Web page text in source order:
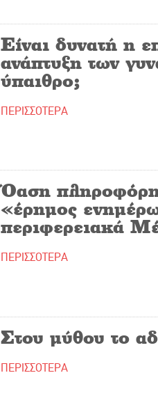
Είναι δυνατή η
ανάπτυξη των
ύπαιθρο;
ΠΕΡΙΣΣΟΤΕΡΑ
Όαση
«έρημος
περιφερειακά
ΠΕΡΙΣΣΟΤΕΡΑ
Στου μύθου το
ΠΕΡΙΣΣΟΤΕΡΑ